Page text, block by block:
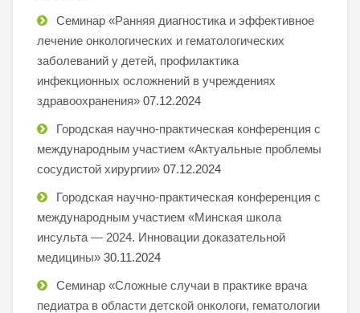
Семинар «Ранняя диагностика и эффективное
лечение онкологических и гематологических
заболеваний у детей, профилактика
инфекционных осложнений в учреждениях
здравоохранения» 07.12.2024
Городская научно-практическая конференция с
международным участием «Актуальные проблемы
сосудистой хирургии» 07.12.2024
Городская научно-практическая конференция с
международным участием «Минская школа
инсульта — 2024. Инновации доказательной
медицины» 30.11.2024
Семинар «Сложные случаи в практике врача
педиатра в области детской онкологи, гематологии